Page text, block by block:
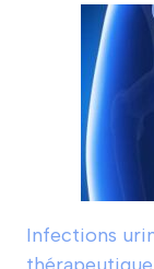
Infections